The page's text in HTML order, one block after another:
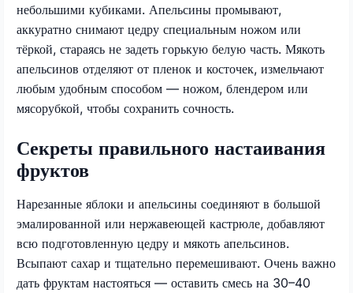
небольшими кубиками. Апельсины промывают,
аккуратно снимают цедру специальным ножом или
тёркой, стараясь не задеть горькую белую часть. Мякоть
апельсинов отделяют от пленок и косточек, измельчают
любым удобным способом — ножом, блендером или
мясорубкой, чтобы сохранить сочность.​​
Секреты правильного настаивания
фруктов
Нарезанные яблоки и апельсины соединяют в большой
эмалированной или нержавеющей кастрюле, добавляют
всю подготовленную цедру и мякоть апельсинов.
Всыпают сахар и тщательно перемешивают. Очень важно
дать фруктам настояться — оставить смесь на 30–40